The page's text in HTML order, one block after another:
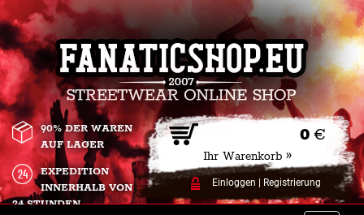
0 €
Ihr Warenkorb »
Einloggen Registrierung
90% DER WAREN
AUF LAGER
EXPEDITION
INNERHALB VON
24 STUNDEN.